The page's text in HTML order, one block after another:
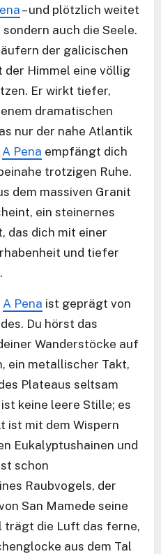
– und plötzlich weitet
auch die Seele.
der galicischen
der Himmel eine völlig
Er wirkt tiefer,
dramatischen
nur der nahe Atlantik
A Pena empfängt dich
trotzigen Ruhe.
dem massiven Granit
ein steinernes
das dich mit einer
und tiefer
A Pena ist geprägt von
Du hörst das
Wanderstöcke auf
ein metallischer Takt,
Plateaus seltsam
keine leere Stille; es
ist mit dem Wispern
Eukalyptushainen und
schon
Raubvogels, der
San Mamede seine
trägt die Luft das ferne,
aus dem Tal